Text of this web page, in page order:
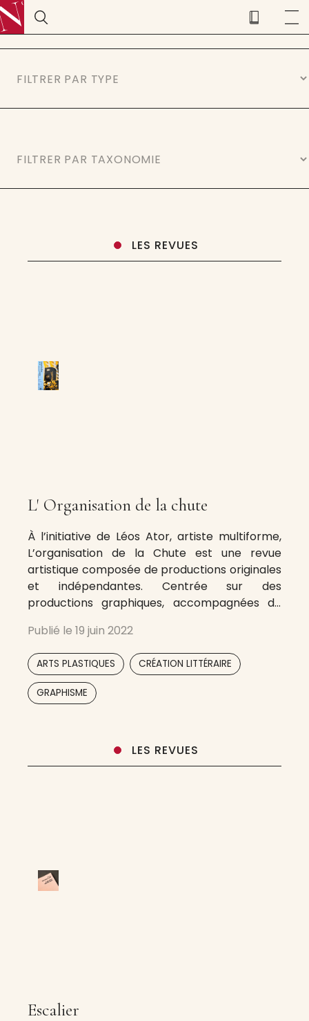
LES REVUES
L' Organisation de la chute
À l’initiative de Léos Ator, artiste multiforme,
L’organisation de la Chute est une revue
artistique composée de productions originales
et indépendantes. Centrée sur des
productions graphiques, accompagnées de
propose pas une critique d’art ni une analyse
de l’art mais une relation sensible au monde
contemporain. ​ Dans un esprit
Publié le 19 juin 2022
ARTS PLASTIQUES CRÉATION LITTÉRAIRE
GRAPHISME
LES REVUES
Escalier